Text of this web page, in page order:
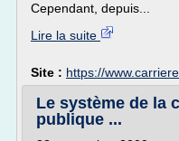
Cependant, depuis...
Lire la suite
Site : https://
Le système de la
publique ...